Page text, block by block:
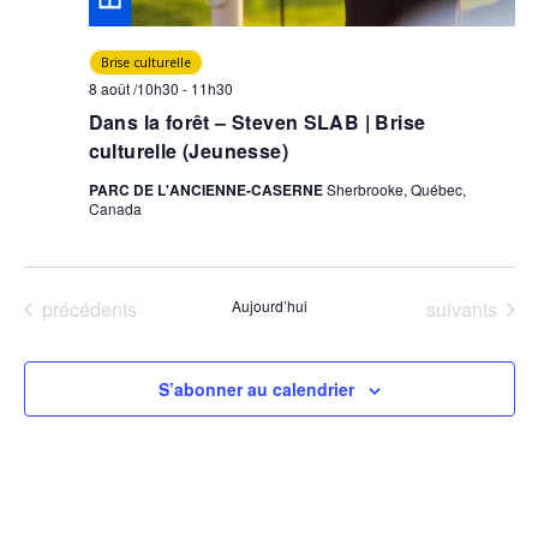
Dans la forêt – Steven SLAB | Brise
culturelle (Jeunesse)
Brise culturelle
8 août /10h30 - 11h30
PARC DE L'ANCIENNE-CASERNESherbrooke, Québec,
Canada
Évènements
précédents Aujourd’hui Évènements
suivants
S’abonner au calendrier